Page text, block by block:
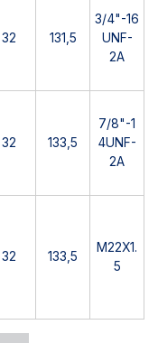
32 131,5
3/4"-16
UNF-
2A
32 133,5
7/8"-1
4UNF-
2A
32 133,5
M22X1.
5